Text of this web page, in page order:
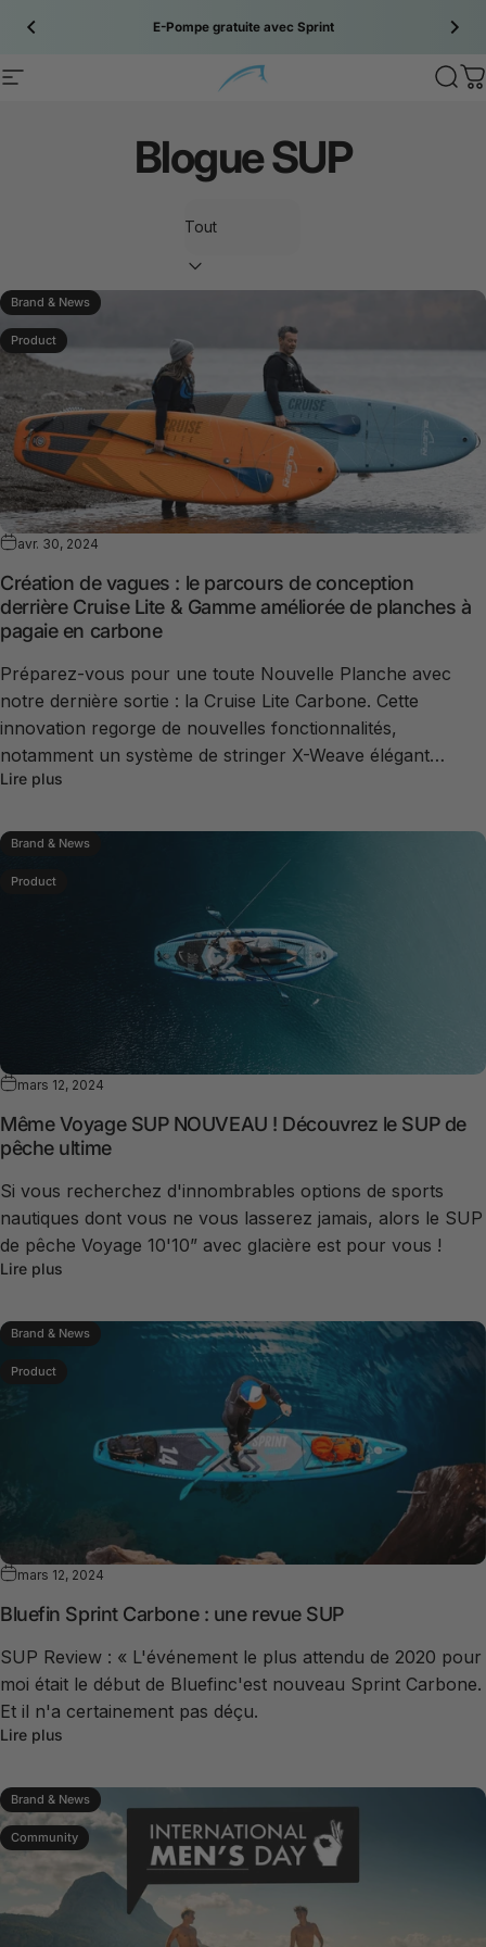
E-Pompe gratuite avec Sprint
Site navigation Bluefin SUP
BlogueSUP
Brand & News
Product
avr. 30, 2024
Création de vagues : le parcours de conception
derrière Cruise Lite & Gamme améliorée de planches à
pagaie en carbone
Préparez-vous pour une toute Nouvelle Planche avec
notre dernière sortie : la Cruise Lite Carbone. Cette
innovation regorge de nouvelles fonctionnalités,
notamment un système de stringer X-Weave élégant…
Lire plus
Brand & News
Product
mars 12, 2024
Même Voyage SUP NOUVEAU ! Découvrez le SUP de
pêche ultime
Si vous recherchez d'innombrables options de sports
nautiques dont vous ne vous lasserez jamais, alors le SUP
de pêche Voyage 10'10” avec glacière est pour vous !
Lire plus
Brand & News
Product
mars 12, 2024
Bluefin Sprint Carbone : une revue SUP
SUP Review : « L'événement le plus attendu de 2020 pour
moi était le début de Bluefinc'est nouveau Sprint Carbone.
Et il n'a certainement pas déçu.
Lire plus
Brand & News
Community